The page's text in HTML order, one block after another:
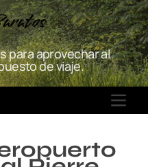
para aprovechar al
de viaje.
M
E
U